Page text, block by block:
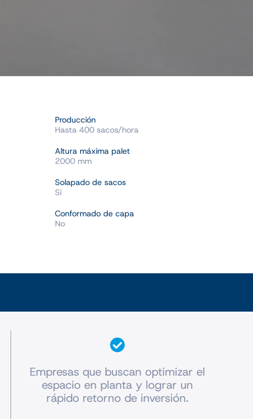
Producción
Hasta 400 sacos/hora
Altura máxima palet
2000 mm
Solapado de sacos
Si
Conformado de capa
No
Empresas que buscan optimizar el
espacio en planta y lograr un
rápido retorno de inversión.